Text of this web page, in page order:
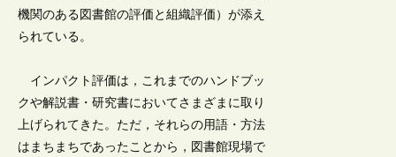
機関のある図書館の評価と組織評価）が添え
られている。
インパクト評価は，これまでのハンドブッ
クや解説書・研究書においてさまざまに取り
上げられてきた。ただ，それらの用語・方法
はまちまちであったことから，図書館現場で